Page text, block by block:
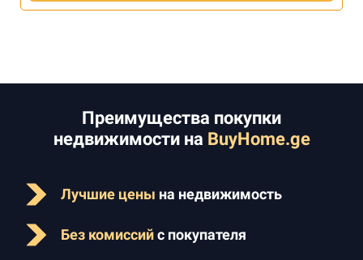
Преимущества покупки
недвижимости на BuyHome.ge
Лучшие цены на недвижимость
Без комиссийс покупателя